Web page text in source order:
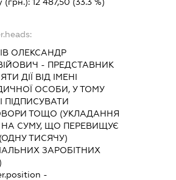
ОЛЕКСАНДР
- ПРЕДСТАВНИК
ДІЇ ВІД ІМЕНІ
ОСОБИ, У ТОМУ
ПІДПИСУВАТИ
ТОЩО (УКЛАДАННЯ
НА СУМУ, ЩО ПЕРЕВИЩУЄ
ТИСЯЧУ)
ЗАРОБІТНИХ
-